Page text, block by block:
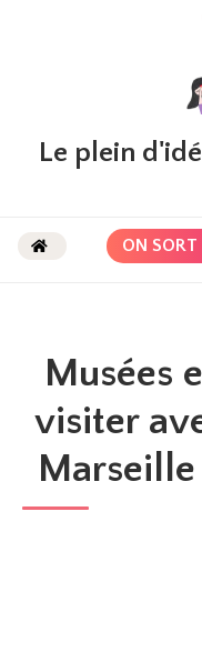
Le plein
ON SORT
Musées
visiter